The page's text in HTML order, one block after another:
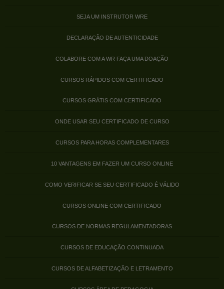
SEJA UM INSTRUTOR WRE
DECLARAÇÃO DE AUTENTICIDADE
COLABORE COM A WR FAÇA UMA DOAÇÃO
CURSOS RÁPIDOS COM CERTIFICADO
CURSOS GRÁTIS COM CERTIFICADO
ONDE USAR SEU CERTIFICADO DE CURSO
CURSOS PARA HORAS COMPLEMENTARES
10 VANTAGENS EM FAZER UM CURSO ONLINE
COMO VERIFICAR SE SEU CERTIFICADO É VÁLIDO
CURSOS ONLINE COM CERTIFICADO
CURSOS DE NORMAS REGULAMENTADORAS
CURSOS DE EDUCAÇÃO CONTINUADA
CURSOS DE ALFABETIZAÇÃO E LETRAMENTO